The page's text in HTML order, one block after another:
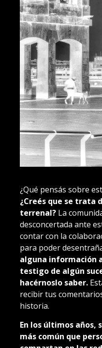
¿Qué pensás sobre
¿Creés que se trata
terrenal? La
desconcertada ante
contar con la
para poder
alguna información
testigo de algún
hacérnoslo saber.
recibir tus
historia.
En los últimos años,
más común que